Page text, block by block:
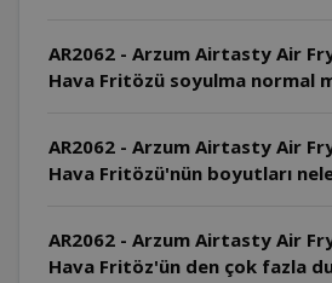
AR2062 - Arzum Airtasty Air
Hava Fritözü soyulma normal
AR2062 - Arzum Airtasty Air
Hava Fritözü'nün boyutları
AR2062 - Arzum Airtasty Air
Hava Fritöz'ün den çok fazla